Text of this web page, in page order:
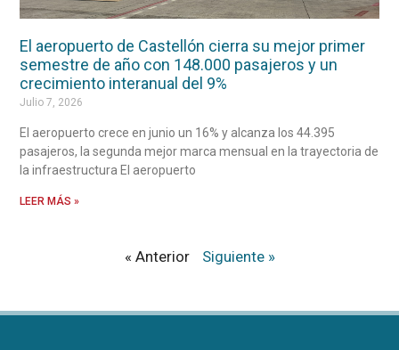
El aeropuerto de Castellón cierra su mejor primer
semestre de año con 148.000 pasajeros y un
crecimiento interanual del 9%
Julio 7, 2026
El aeropuerto crece en junio un 16% y alcanza los 44.395
pasajeros, la segunda mejor marca mensual en la trayectoria de
la infraestructura El aeropuerto
LEER MÁS »
« Anterior Siguiente »